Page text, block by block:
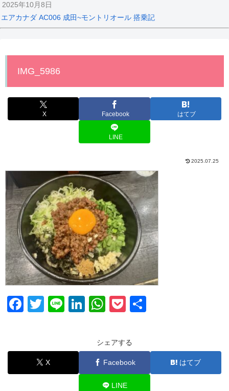
2025年10月8日
エアカナダ AC006 成田~モントリオール 搭乗記
IMG_5986
X Facebook はてブ
LINE
2025.07.25
F
e
b
T
er
Li
Li
e
dI
W
at
s
A
p
P
ck
et
シェアする
X Facebook はてブ
LINE